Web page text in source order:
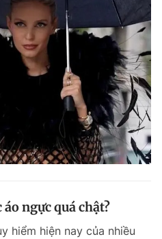
Liên hệ quảng cáo
0908 780 404
Tòa soạn Chính sách bảo
ngực quá chật?
hiểm hiện nay của nhiều